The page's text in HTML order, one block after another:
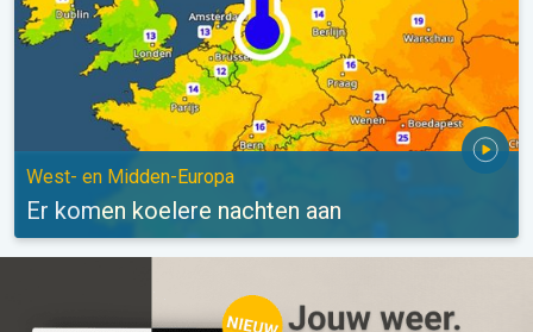
West- en Midden-Europa
Er komen koelere nachten aan